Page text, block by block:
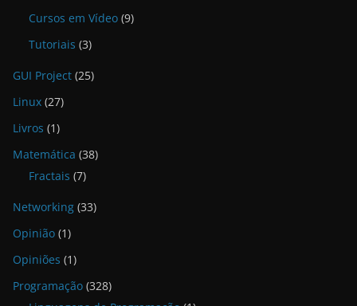
Cursos em Vídeo (9)
Tutoriais (3)
GUI Project (25)
Linux (27)
Livros (1)
Matemática (38)
Fractais (7)
Networking (33)
Opinião (1)
Opiniões (1)
Programação (328)